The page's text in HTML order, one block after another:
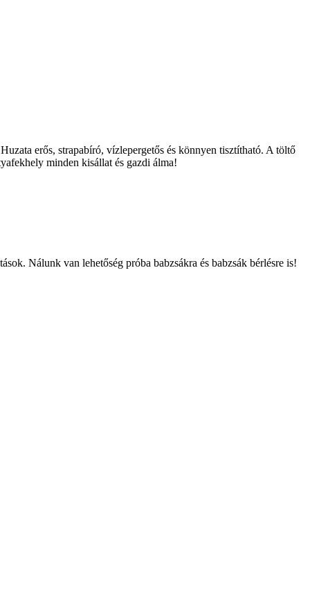
erős, strapabíró, vízlepergetős és könnyen tisztítható. A töltő
minden kisállat és gazdi álma!
Nálunk van lehetőség próba babzsákra és babzsák bérlésre is!